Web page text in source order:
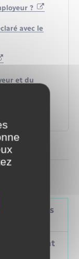
?
avec le
et du
élections
Précédent